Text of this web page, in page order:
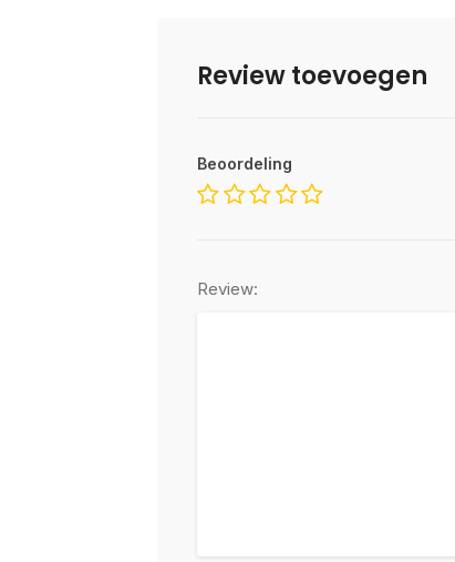
Review toevoegen
Beoordeling
Review: